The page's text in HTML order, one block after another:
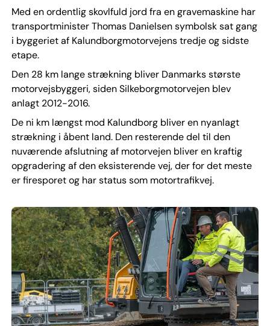
Med en ordentlig skovlfuld jord fra en gravemaskine har
transportminister Thomas Danielsen symbolsk sat gang
i byggeriet af Kalundborgmotorvejens tredje og sidste
etape.
Den 28 km lange strækning bliver Danmarks største
motorvejsbyggeri, siden Silkeborgmotorvejen blev
anlagt 2012-2016.
De ni km længst mod Kalundborg bliver en nyanlagt
strækning i åbent land. Den resterende del til den
nuværende afslutning af motorvejen bliver en kraftig
opgradering af den eksisterende vej, der for det meste
er firesporet og har status som motortrafikvej.